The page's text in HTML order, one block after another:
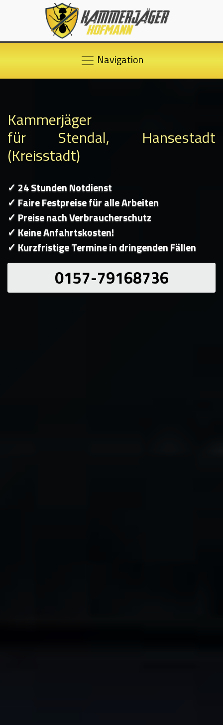
Navigation
Kammerjäger
für Stendal, Hansestadt
(Kreisstadt)
✓ 24 Stunden Notdienst
✓ Faire Festpreise für alle Arbeiten
✓ Preise nach Verbraucherschutz
✓ Keine Anfahrtskosten!
✓ Kurzfristige Termine in dringenden Fällen
0157-79168736